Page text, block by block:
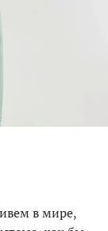
в мире,